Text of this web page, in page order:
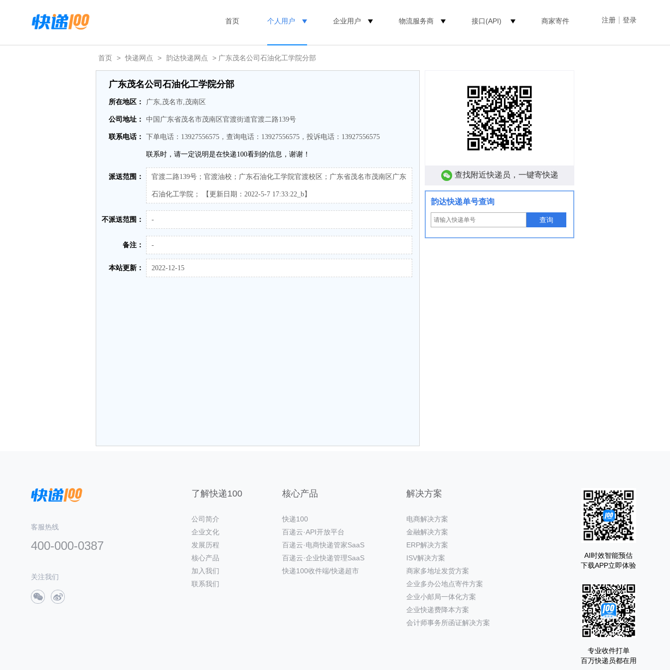
注册 登录
首页 个人用户 企业用户 物流服务商 接口(API) 商家寄件
首页 > 快递网点 > 韵达快递网点 > 广东茂名公司石油化工学院分部
广东茂名公司石油化工学院分部
所在地区： 广东,茂名市,茂南区
公司地址： 中国广东省茂名市茂南区官渡街道官渡二路139号
联系电话： 下单电话：13927556575，查询电话：13927556575，投诉电话：13927556575
联系时，请一定说明是在快递100看到的信息，谢谢！
派送范围： 官渡二路139号；官渡油校；广东石油化工学院官渡校区；广东省茂名市茂南区广东
石油化工学院； 【更新日期：2022-5-7 17:33:22_b】
不派送范围： -
备注： -
本站更新： 2022-12-15
查找附近快递员，一键寄快递
韵达快递单号查询
查询
客服热线
400-000-0387
关注我们
了解快递100
公司简介
企业文化
发展历程
核心产品
加入我们
联系我们
核心产品
快递100
百递云·API开放平台
百递云·电商快递管家SaaS
百递云·企业快递管理SaaS
快递100收件端/快递超市
解决方案
电商解决方案
金融解决方案
ERP解决方案
ISV解决方案
商家多地址发货方案
企业多办公地点寄件方案
企业小邮局一体化方案
企业快递费降本方案
会计师事务所函证解决方案
AI时效智能预估
下载APP立即体验
专业收件打单
百万快递员都在用